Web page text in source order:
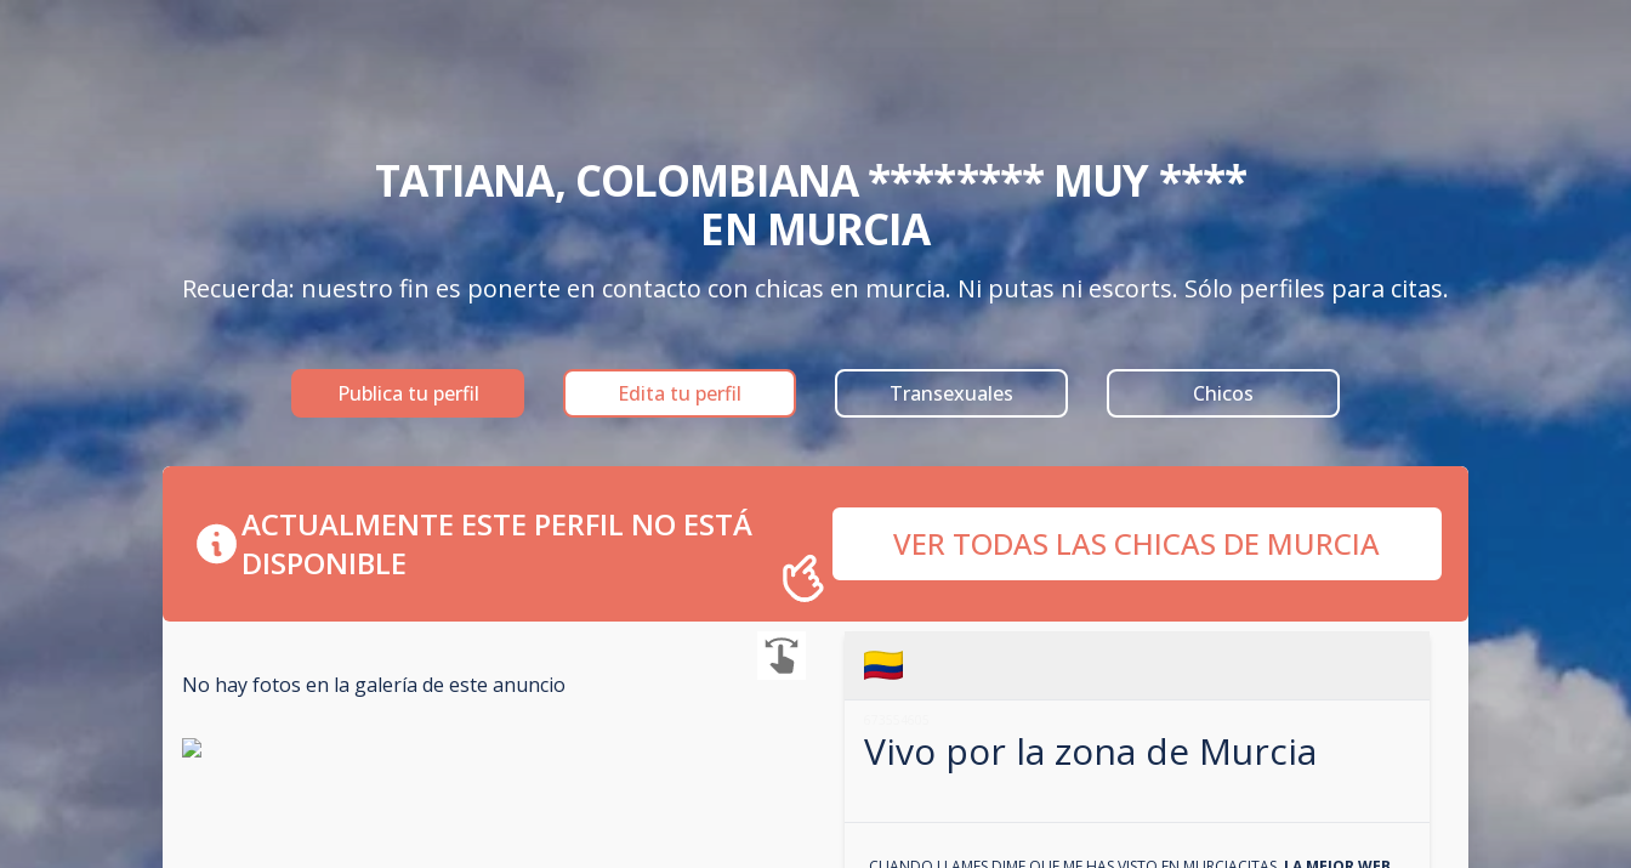
TATIANA, COLOMBIANA ******** MUY ****
EN MURCIA
Recuerda: nuestro fin es ponerte en contacto con chicas en murcia. Ni putas ni escorts. Sólo perfiles para citas.
Publica tu perfil Edita tu perfil Transexuales Chicos
ACTUALMENTE ESTE PERFIL NO ESTÁ
DISPONIBLE
VER TODAS LAS CHICAS DE MURCIA
No hay fotos en la galería de este anuncio
Vivo por la zona de Murcia